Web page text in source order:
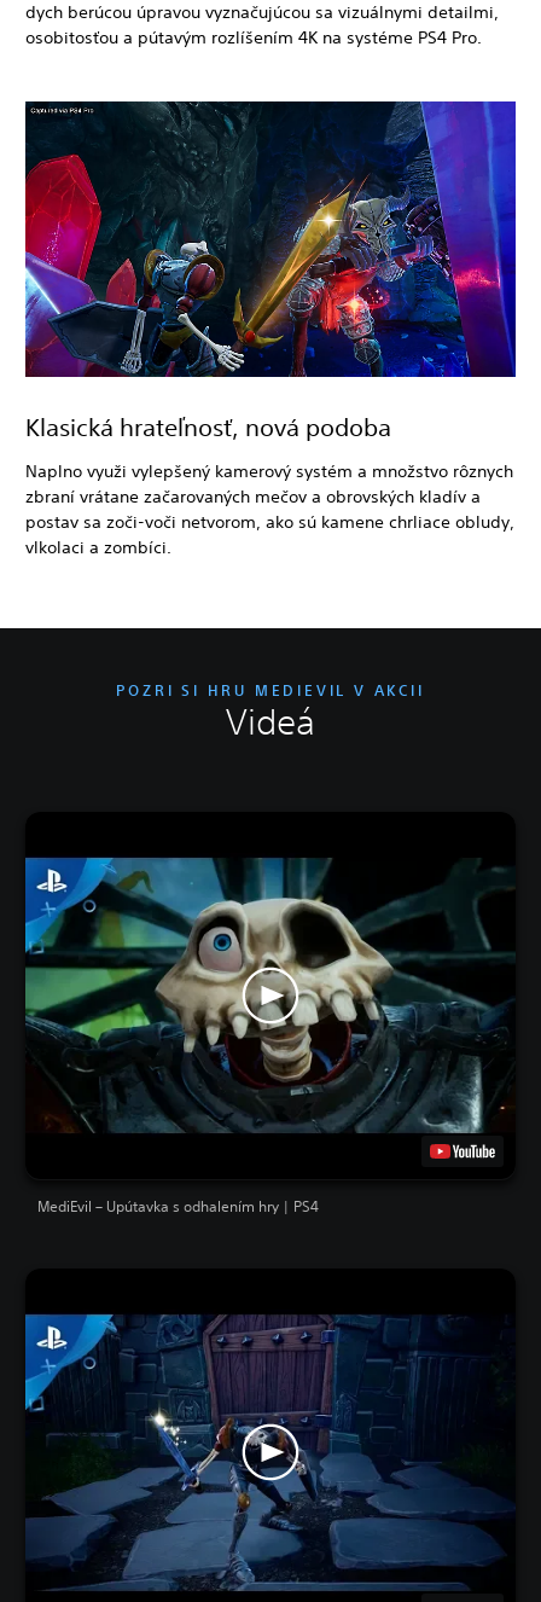
dych berúcou úpravou vyznačujúcou sa vizuálnymi detailmi,
osobitosťou a pútavým rozlíšením 4K na systéme PS4 Pro.
Klasická hrateľnosť, nová podoba
Naplno využi vylepšený kamerový systém a množstvo rôznych
zbraní vrátane začarovaných mečov a obrovských kladív a
postav sa zoči-voči netvorom, ako sú kamene chrliace obludy,
vlkolaci a zombíci.
POZRI SI HRU MEDIEVIL V AKCII
Videá
MediEvil – Upútavka s odhalením hry | PS4